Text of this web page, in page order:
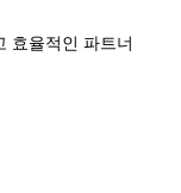
효율적인 파트너